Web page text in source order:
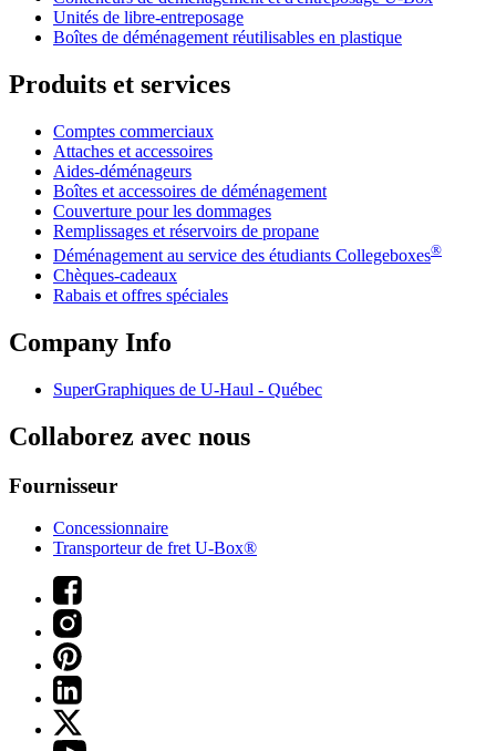
Unités de libre-entreposage
Boîtes de déménagement réutilisables en plastique
Produits et services
Comptes commerciaux
Attaches et accessoires
Aides-déménageurs
Boîtes et accessoires de déménagement
Couverture pour les dommages
Remplissages et réservoirs de propane
Déménagement au service des étudiants Collegeboxes®
Chèques-cadeaux
Rabais et offres spéciales
Company Info
SuperGraphiques de U-Haul - Québec
Collaborez avec nous
Fournisseur
Concessionnaire
Transporteur de fret U-Box®